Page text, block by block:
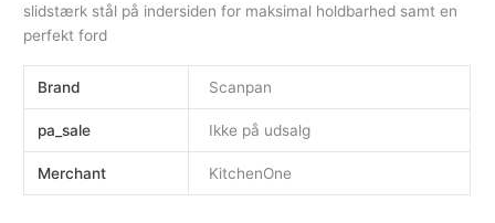
slidstærk stål på indersiden for maksimal holdbarhed samt en
perfekt ford
Brand Scanpan
pa_sale Ikke på udsalg
Merchant KitchenOne